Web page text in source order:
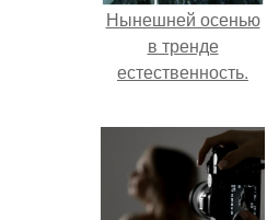
Нынешней осенью
в тренде
естественность.